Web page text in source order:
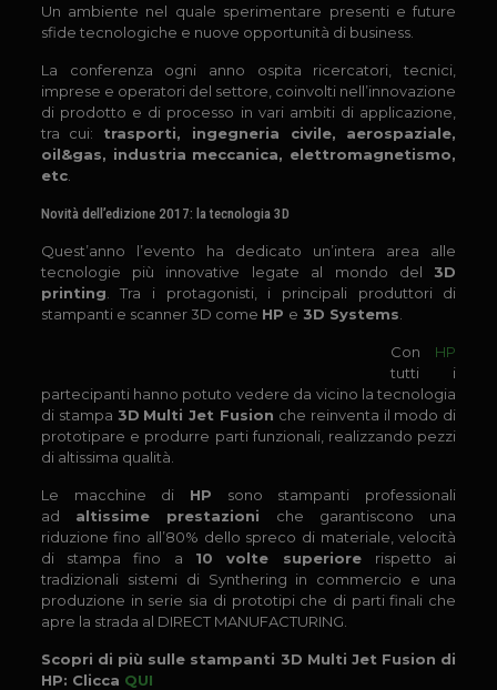
Un ambiente nel quale sperimentare presenti e future
sfide tecnologiche e nuove opportunità di business.
La conferenza ogni anno ospita ricercatori, tecnici,
imprese e operatori del settore, coinvolti nell’innovazione
di prodotto e di processo in vari ambiti di applicazione,
tra cui: trasporti, ingegneria civile, aerospaziale,
oil&gas, industria meccanica, elettromagnetismo,
etc.
Novità dell’edizione 2017: la tecnologia 3D
Quest’anno l’evento ha dedicato un’intera area alle
tecnologie più innovative legate al mondo del 3D
printing . Tra i protagonisti, i principali produttori di
stampanti e scanner 3D come HP e 3D Systems
Con HP
tutti i
partecipanti hanno potuto vedere da vicino la tecnologia
di stampa 3D Multi Jet Fusion che reinventa il modo di
prototipare e produrre parti funzionali, realizzando pezzi
di altissima qualità.
Le macchine di HP sono stampanti professionali
ad altissime prestazioni che garantiscono una
riduzione fino all’80% dello spreco di materiale, velocità
di stampa fino a 10 volte superiore rispetto ai
tradizionali sistemi di Synthering in commercio e una
produzione in serie sia di prototipi che di parti finali che
apre la strada al DIRECT MANUFACTURING.
Scopri di più sulle stampanti 3D Multi Jet Fusion di
HP: Clicca QUI